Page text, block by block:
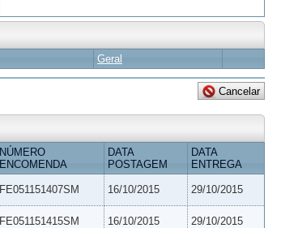
Geral
NÚMERO
ENCOMENDA
DATA
POSTAGEM
DATA
ENTREGA
FE051151407SM 16/10/2015 29/10/2015
FE051151415SM 16/10/2015 29/10/2015